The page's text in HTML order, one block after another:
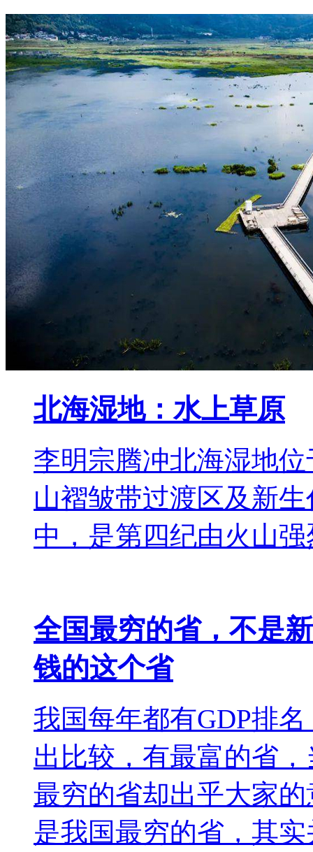
北海湿地：水上草原
李明宗腾冲北海湿地
山褶皱带过渡区及新
中，是第四纪由火山
全国最穷的省，不是
钱的这个省
我国每年都有GDP排
出比较，有最富的省
最穷的省却出乎大家
是我国最穷的省，其